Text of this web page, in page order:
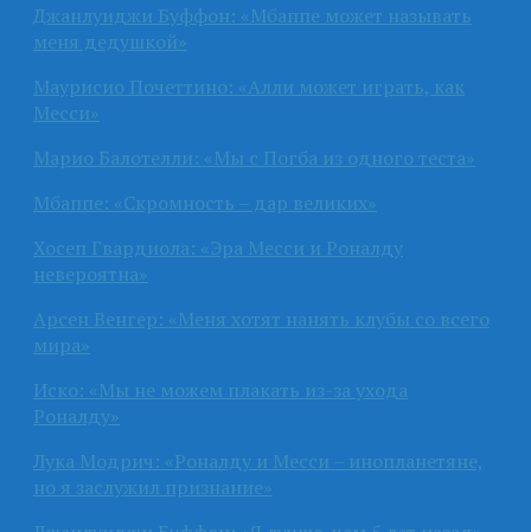
Джанлуиджи Буффон: «Мбаппе может называть
меня дедушкой»
Маурисио Почеттино: «Алли может играть, как
Месси»
Марио Балотелли: «Мы с Погба из одного теста»
Мбаппе: «Скромность – дар великих»
Хосеп Гвардиола: «Эра Месси и Роналду
невероятна»
Арсен Венгер: «Меня хотят нанять клубы со всего
мира»
Иско: «Мы не можем плакать из-за ухода
Роналду»
Лука Модрич: «Роналду и Месси – инопланетяне,
но я заслужил признание»